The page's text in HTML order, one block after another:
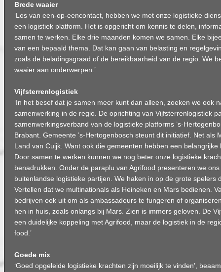
Brede waaier
‘Los van een-op-eencontact, hebben we met onze logistieke
een logistiek platform. Het is opgericht om kennis te delen,
samen te werken. Elke drie maanden komen we samen. Elke
van een bepaald thema. Dat kan gaan van belasting en
zoals de beladingsgraad of de bereikbaarheid van de regio. We
waaier aan onderwerpen.’
Vijfsterrenlogistiek
‘In het besef dat je samen meer kunt dan alleen, zoeken we ook
samenwerking in de regio. De oprichting van Vijfsterrenlogistiek
samenwerkingsverband van de logistieke platforms ’s-
Brabant. Gemeente ’s-Hertogenbosch steunt dit initiatief. Net als
Land van Cuijk. Want ook die gemeenten hebben een
Door samen te werken kunnen we nog beter onze logistieke
benadrukken. Onder de paraplu van Agrifood presenteren we
buitenlandse logistieke partijen. We haken in op de grote spelers
Vertellen dat we multinationals als Heineken en Mars bedienen.
bedrijven ook uit om als ambassadeurs te fungeren of
hen in huis, zoals onlangs bij Mars. Zien is immers geloven. De
een duidelijke koppeling met Agrifood, maar de logistiek in de
food.’
Goede mix
‘Goed opgeleide logistieke krachten zijn moeilijk te vinden’,